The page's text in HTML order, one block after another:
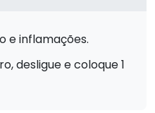
e inflamações.
desligue e coloque 1